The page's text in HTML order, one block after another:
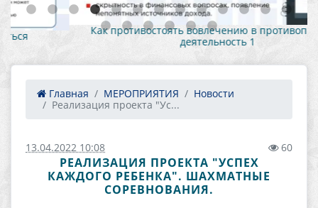
Как противостоять вовлечению в противоправную
деятельность 1
Главная МЕРОПРИЯТИЯ
Новости
Реализация проекта "Ус...
13.04.2022 10:08 60
РЕАЛИЗАЦИЯ ПРОЕКТА "УСПЕХ
КАЖДОГО РЕБЕНКА". ШАХМАТНЫЕ
СОРЕВНОВАНИЯ.